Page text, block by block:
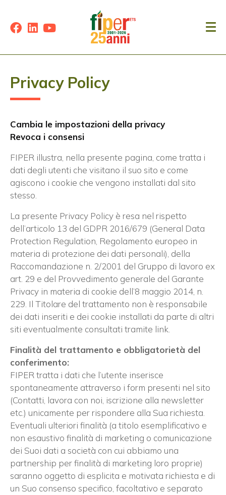
Privacy Policy
Cambia le impostazioni della privacy
Revoca i consensi
FIPER illustra, nella presente pagina, come tratta i
dati degli utenti che visitano il suo sito e come
agiscono i cookie che vengono installati dal sito
stesso.
La presente Privacy Policy è resa nel rispetto
dell’articolo 13 del GDPR 2016/679 (General Data
Protection Regulation, Regolamento europeo in
materia di protezione dei dati personali), della
Raccomandazione n. 2/2001 del Gruppo di lavoro ex
art. 29 e del Provvedimento generale del Garante
Privacy in materia di cookie dell’8 maggio 2014, n.
229. Il Titolare del trattamento non è responsabile
dei dati inseriti e dei cookie installati da parte di altri
siti eventualmente consultati tramite link.
Finalità del trattamento e obbligatorietà del
conferimento:
FIPER tratta i dati che l’utente inserisce
spontaneamente attraverso i form presenti nel sito
(Contatti, lavora con noi, iscrizione alla newsletter
etc.) unicamente per rispondere alla Sua richiesta.
Eventuali ulteriori finalità (a titolo esemplificativo e
non esaustivo finalità di marketing o comunicazione
dei Suoi dati a società con cui abbiamo una
partnership per finalità di marketing loro proprie)
saranno oggetto di esplicita e motivata richiesta e di
un Suo consenso specifico, facoltativo e separato